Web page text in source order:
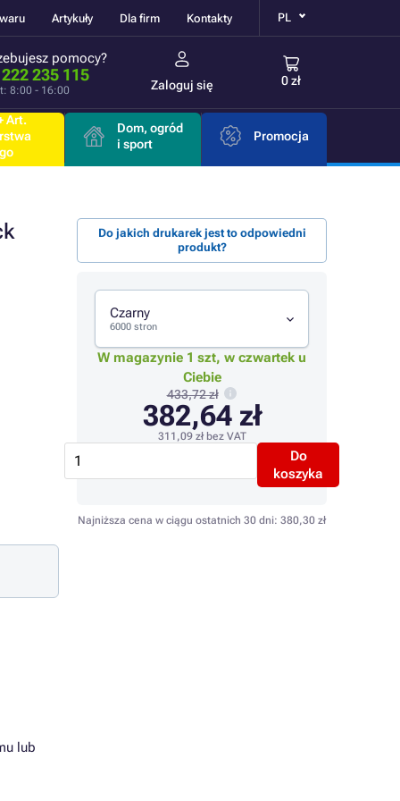
Artykuły Dla firm Kontakty PL
pomocy?
235 115
8:00 - 16:00 Zaloguj się 0 zł
Art.
Dom, ogród
i sport
Promocja
Do jakich drukarek jest to odpowiedni
produkt?
Czarny
6000 stron
W magazynie 1 szt, w czwartek u
Ciebie
433,72 zł
382,64 zł
311,09 złbez VAT
Do
koszyka
Najniższa cena w ciągu ostatnich 30 dni: 380,30 zł
lub